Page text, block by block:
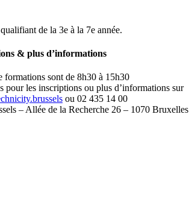
de la 3e à la 7e année.
& plus d’informations
formations sont de 8h30 à 15h30
pour les inscriptions ou plus d’informations sur
ou 02 435 14 00
– Allée de la Recherche 26 – 1070 Bruxelles